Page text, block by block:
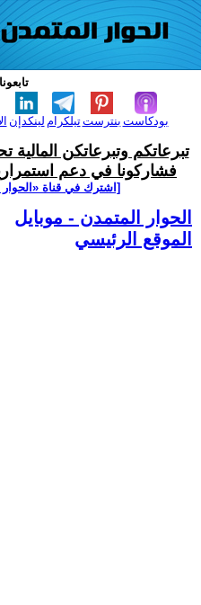
لينكدإن تيلكرامبنترست بودكاست
تبرعاتكم وتبرعاتكن المالية
فشاركونا في دعم
[اشترك في قناة
الحوار المتمدن - موبايل
الموقع الرئيسي